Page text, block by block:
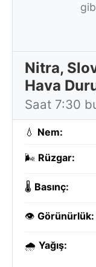
Nitra,
Hava
Saat 7:30
💧 Nem:
🌬️ Rüzgar:
🌡️ Basınç:
👁️ Görünürlük:
🌧️ Yağış: